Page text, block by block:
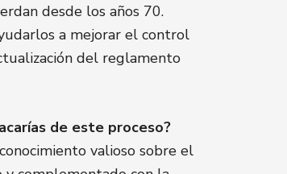
desde los años 70.
a mejorar el control
del reglamento
de este proceso?
valioso sobre el